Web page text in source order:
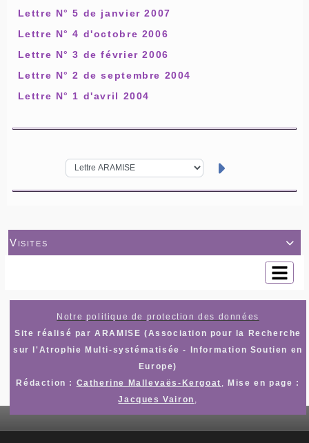
Lettre N° 5 de janvier 2007
Lettre N° 4 d'octobre 2006
Lettre N° 3 de février 2006
Lettre N° 2 de septembre 2004
Lettre N° 1 d'avril 2004

Visites
Notre politique de protection des données
Site réalisé par ARAMISE (Association pour la Recherche
sur l'Atrophie Multi-systématisée - Information Soutien en
Europe)
Rédaction : Catherine Mallevaës-Kergoat , Mise en page :
Jacques Vairon ,